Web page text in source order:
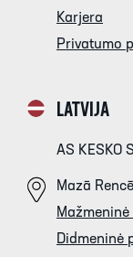
Karjera
Privatumo
LATVIJA
AS KESKO
Mazā
Didmeninė